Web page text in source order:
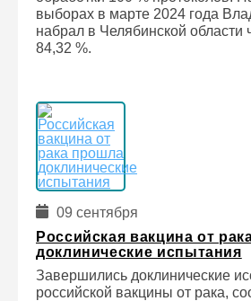
выборах в марте 2024 года
набрал в Челябинской области
84,32 %.
09 сентября
Российская вакцина от
доклинические испытания
Завершились доклинические
российской вакцины от рака,